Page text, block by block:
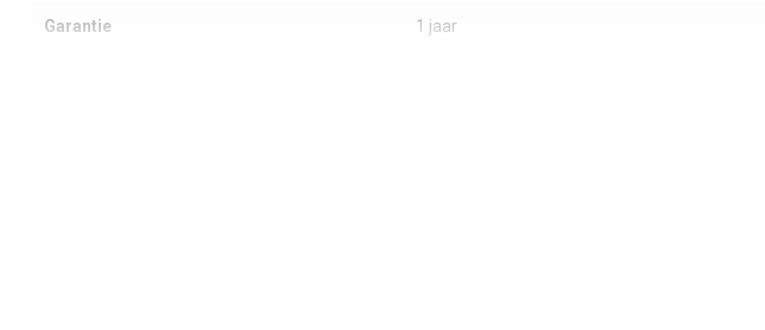
Garantie 1 jaar